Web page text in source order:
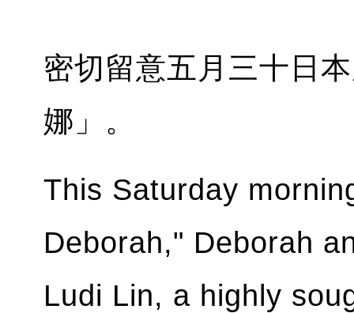
密切留意五月三十日
娜」。
This Saturday
Deborah," Deborah
Ludi Lin, a highly